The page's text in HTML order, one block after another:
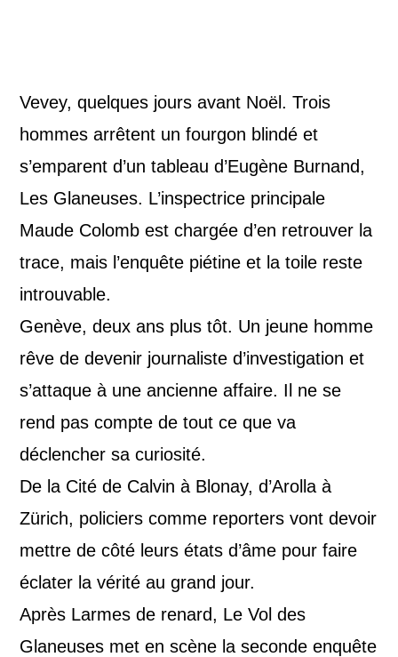
Vevey, quelques jours avant Noël. Trois
hommes arrêtent un fourgon blindé et
s’emparent d’un tableau d’Eugène Burnand,
Les Glaneuses. L’inspectrice principale
Maude Colomb est chargée d’en retrouver la
trace, mais l’enquête piétine et la toile reste
introuvable.
Genève, deux ans plus tôt. Un jeune homme
rêve de devenir journaliste d’investigation et
s’attaque à une ancienne affaire. Il ne se
rend pas compte de tout ce que va
déclencher sa curiosité.
De la Cité de Calvin à Blonay, d’Arolla à
Zürich, policiers comme reporters vont devoir
mettre de côté leurs états d’âme pour faire
éclater la vérité au grand jour.
Après Larmes de renard, Le Vol des
Glaneuses met en scène la seconde enquête